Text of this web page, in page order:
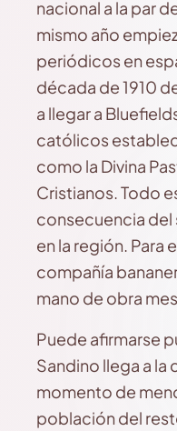
nacional a la par
mismo año
periódicos en
década de 1910
a llegar a
católicos
como la Divina
Cristianos. Todo
consecuencia
en la región. Para
compañía
mano de obra
Puede afirmarse
Sandino llega a la
momento de
población del